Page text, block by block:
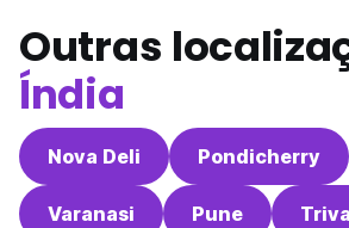
Outras
Índia
Nova Deli Pondicherry
Varanasi Pune